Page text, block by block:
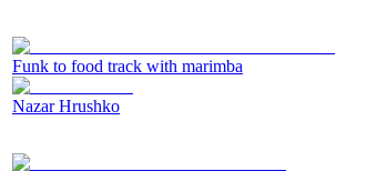
Funk to food track with marimba
Nazar Hrushko